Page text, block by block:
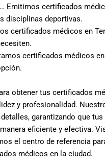
Emitimos certificados
disciplinas deportivas.
certificados médicos en
certificados médicos
obtener tus certificados
y profesionalidad.
garantizando que
eficiente y efectiva.
el centro de referencia
médicos en la ciudad.